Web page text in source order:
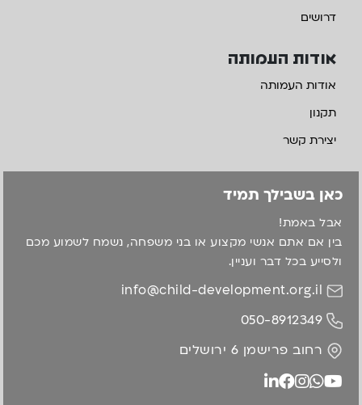
אודות העמותה
אודות העמותה
תקנון
יצירת קשר
דרושים
כאן בשבילך תמיד
אבל באמת!
בין אם אתם אנשי מקצוע או בני משפחה, נשמח לשמוע מכם
ולסייע בכל דבר ועניין.
info@child-development.org.il
050-8912349
רחוב פרישמן 6 ירושלים